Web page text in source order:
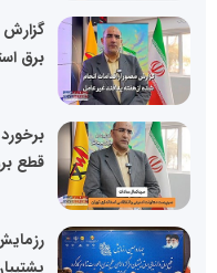
گزارش
برق
قطع